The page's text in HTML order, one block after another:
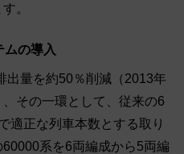
。
の導入
出量を約50％削減（2013年
その一環として、従来の6
適正な列車本数とする取り
系を6両編成から5両編